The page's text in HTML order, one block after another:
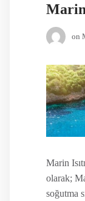
Marin
on
Marin
olarak;
soğutma